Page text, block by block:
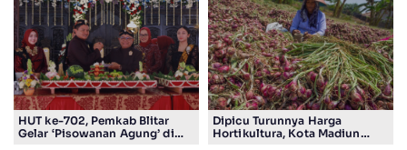
HUT ke-702, Pemkab Blitar
Gelar ‘Pisowanan Agung’ di
Dipicu Turunnya Harga
Hortikultura, Kota Madiun